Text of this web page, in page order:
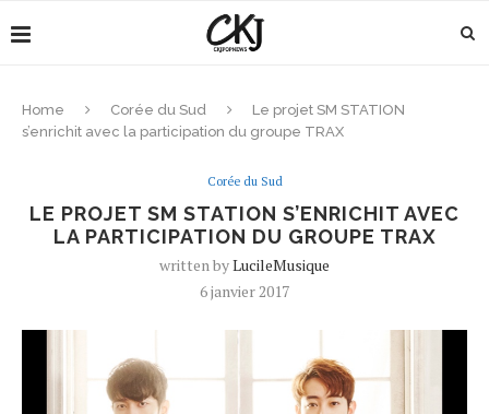
Home Corée du Sud
Le projet SM STATION
s’enrichit avec la participation du groupe TRAX
Corée du Sud
LE PROJET SM STATION S’ENRICHIT AVEC
LA PARTICIPATION DU GROUPE TRAX
written byLucileMusique
6 janvier 2017